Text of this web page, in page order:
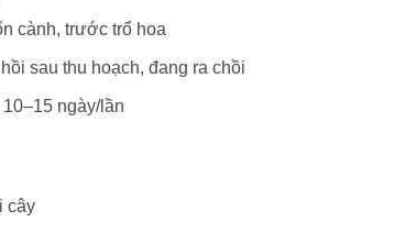
cành, trước trổ hoa
sau thu hoạch, đang ra chồi
ngày/lần
cây